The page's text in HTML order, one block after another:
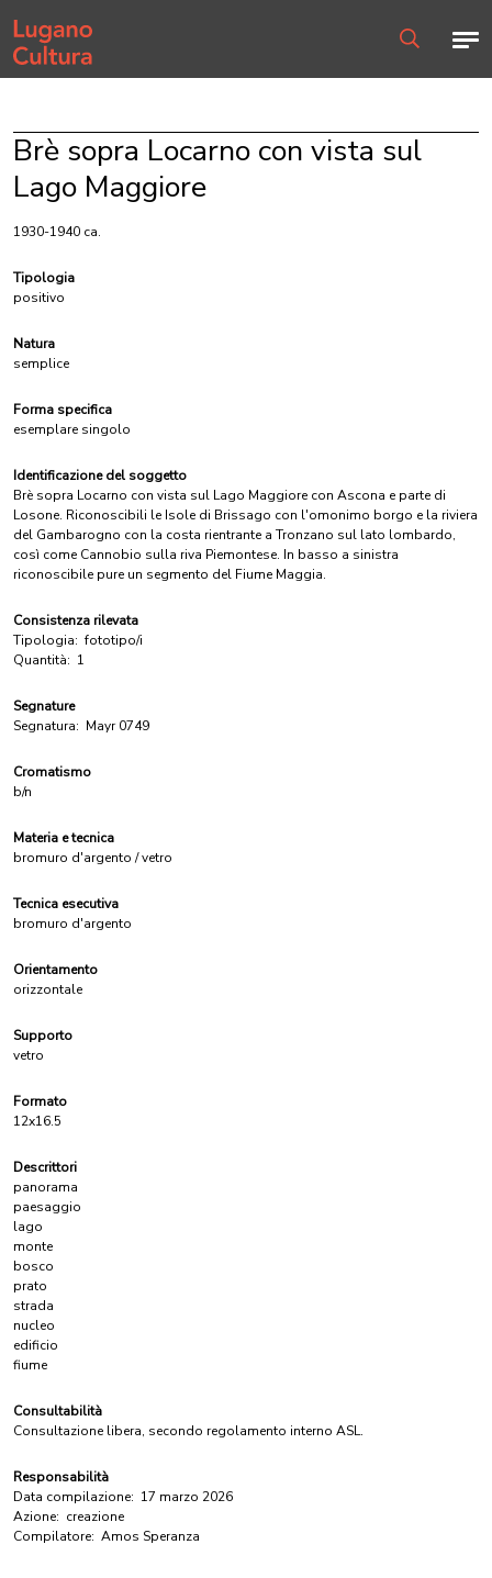
Home page
Brè sopra Locarno con vista sul
Lago Maggiore
1930-1940 ca.
Tipologia
positivo
Natura
semplice
Forma specifica
esemplare singolo
Identificazione del soggetto
Brè sopra Locarno con vista sul Lago Maggiore con Ascona e parte di
Losone. Riconoscibili le Isole di Brissago con l'omonimo borgo e la riviera
del Gambarogno con la costa rientrante a Tronzano sul lato lombardo,
così come Cannobio sulla riva Piemontese. In basso a sinistra
riconoscibile pure un segmento del Fiume Maggia.
Consistenza rilevata
Tipologia: fototipo/i
Quantità: 1
Segnature
Segnatura: Mayr 0749
Cromatismo
b/n
Materia e tecnica
bromuro d'argento / vetro
Tecnica esecutiva
bromuro d'argento
Orientamento
orizzontale
Supporto
vetro
Formato
12x16.5
Descrittori
panorama
paesaggio
lago
monte
bosco
prato
strada
nucleo
edificio
fiume
Consultabilità
Consultazione libera, secondo regolamento interno ASL.
Responsabilità
Data compilazione: 17 marzo 2026
Azione: creazione
Compilatore: Amos Speranza